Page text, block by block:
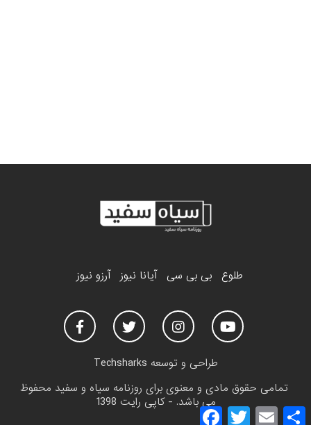
طلوع بی بی سی آیانا نیوز آرزو نیوز
طراحی و توسعه Techsharks
تمامی حقوق مادی و معنوی برای روزنامه سیاه و سفید محفوظ
می باشد. - کاپی رایت 1398
F
T
E